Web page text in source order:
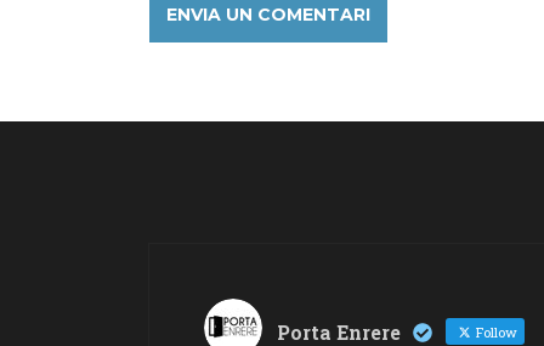
Porta Enrere Follow